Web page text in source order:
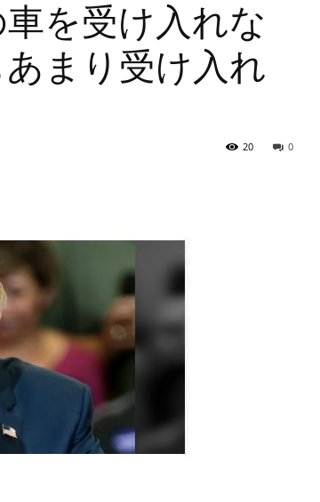
車を受け入れな
まり受け入れ
0
20